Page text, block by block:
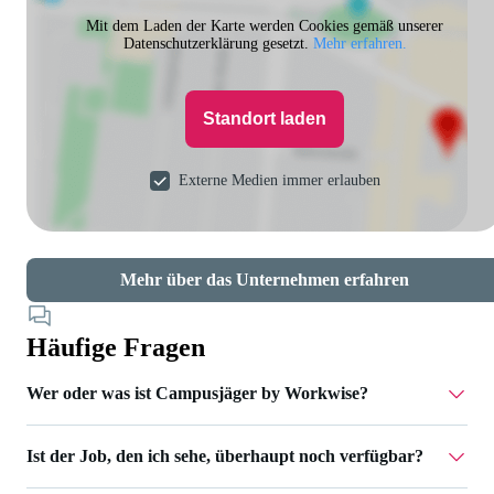
Mit dem Laden der Karte werden Cookies gemäß unserer
Datenschutzerklärung gesetzt. Mehr erfahren.
Standort laden
Externe Medien immer erlauben
Mehr über das Unternehmen erfahren
Häufige Fragen
Wer oder was ist Campusjäger by Workwise?
Campusjäger gehört zu Workwise – einer Jobplattform, die
dich über den gesamten Karriereweg unterstützt. Wir
Ist der Job, den ich sehe, überhaupt noch verfügbar?